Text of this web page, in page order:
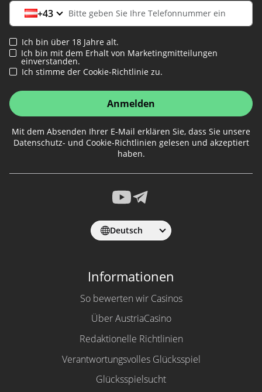
+43
Ich bin über 18 Jahre alt.
Ich bin mit dem Erhalt von Marketingmitteilungen
einverstanden.
Ich stimme der Cookie-Richtlinie zu.
Anmelden
Mit dem Absenden Ihrer E-Mail erklären Sie, dass Sie unsere
Datenschutz- und Cookie-Richtlinien gelesen und akzeptiert
haben.
Deutsch
Informationen
So bewerten wir Casinos
Über AustriaCasino
Redaktionelle Richtlinien
Verantwortungsvolles Glücksspiel
Glücksspielsucht